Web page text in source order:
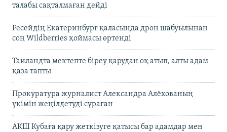
талабы сақталмаған дейді
Ресейдің Екатеринбург қаласында дрон шабуылынан
соң Wildberries қоймасы өртенді
Таиландта мектепте біреу қарудан оқ атып, алты адам
қаза тапты
Прокуратура журналист Александра Алёхованың
үкімін жеңілдетуді сұраған
АҚШ Кубаға қару жеткізуге қатысы бар адамдар мен